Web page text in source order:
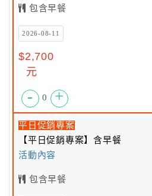
包含早餐
2026-08-11
$2,700
元
- 0 +
平日促銷專案
【平日促銷專案】含早餐
活動內容
包含早餐